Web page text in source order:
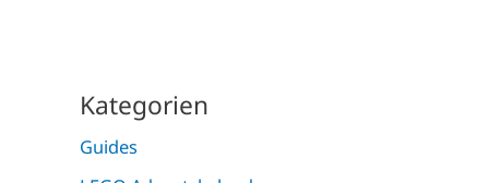
Kategorien
Guides